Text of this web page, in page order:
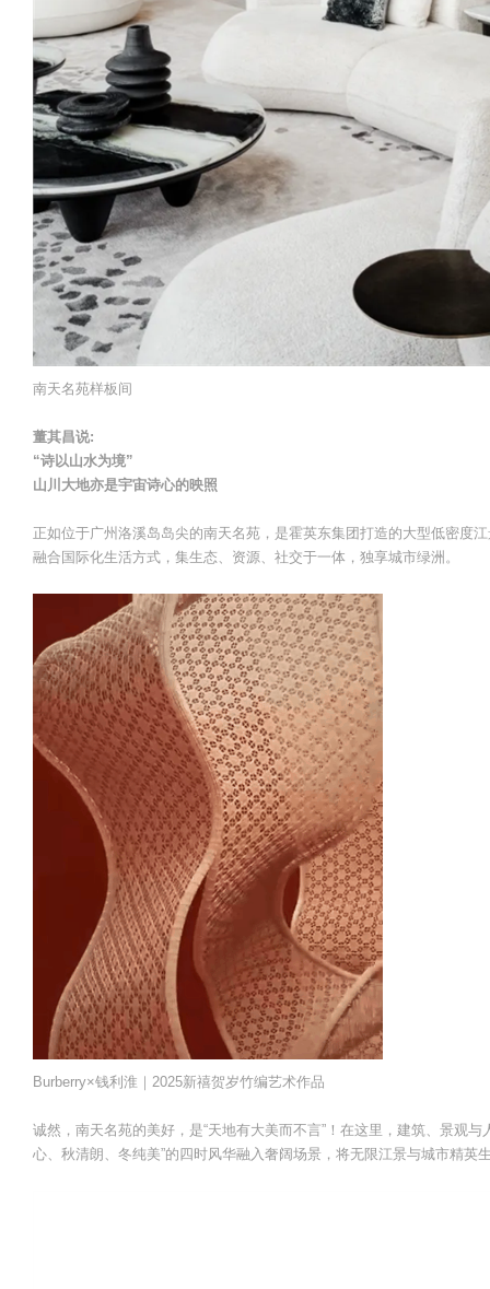
南天名苑样板间
董其昌说:
“诗以山水为境”
山川大地亦是宇宙诗心的映照
正如位于广州洛溪岛岛尖的南天名苑，是霍英东集团打造的大型低密度
融合国际化生活方式，集生态、资源、社交于一体，独享城市绿洲。
Burberry×钱利淮｜2025新禧贺岁竹编艺术作品
诚然，南天名苑的美好，是“天地有大美而不言”！在这里，建筑、景观
心、秋清朗、冬纯美”的四时风华融入奢阔场景，将无限江景与城市精英